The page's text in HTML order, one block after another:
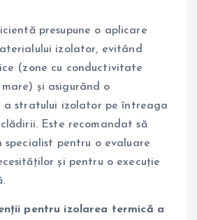
presupune o aplicare
izolator, evitând
(zone cu conductivitate
și asigurând o
a stratului izolator pe întreaga
Este recomandat să
specialist pentru o evaluare
și pentru o execuție
pentru izolarea termică a